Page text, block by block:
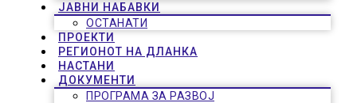
ЈАВНИ НАБАВКИ
ОСТАНАТИ
ПРОЕКТИ
РЕГИОНОТ НА ДЛАНКА
НАСТАНИ
ДОКУМЕНТИ
ПРОГРАМА ЗА РАЗВОЈ